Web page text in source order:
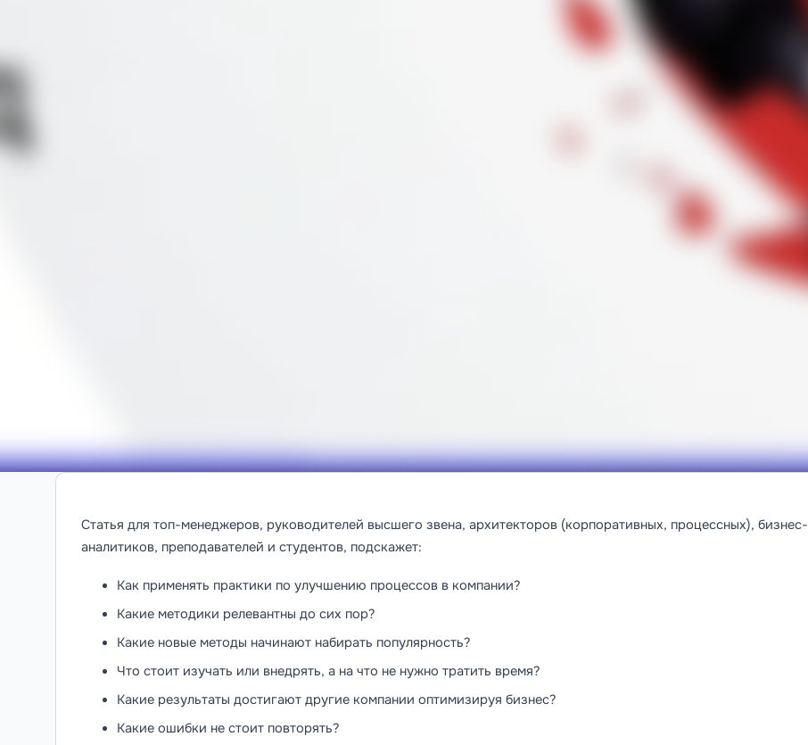
Статья для топ-менеджеров, руководителей высшего звена, архитекторов (корпоративных, процессных), бизнес-
аналитиков, преподавателей и студентов, подскажет:
Как применять практики по улучшению процессов в компании?
Какие методики релевантны до сих пор?
Какие новые методы начинают набирать популярность?
Что стоит изучать или внедрять, а на что не нужно тратить время?
Какие результаты достигают другие компании оптимизируя бизнес?
Какие ошибки не стоит повторять?